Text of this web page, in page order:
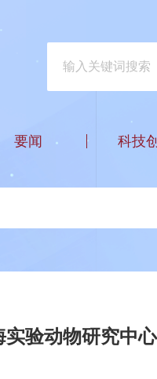
要闻 科技
实验动物研究中